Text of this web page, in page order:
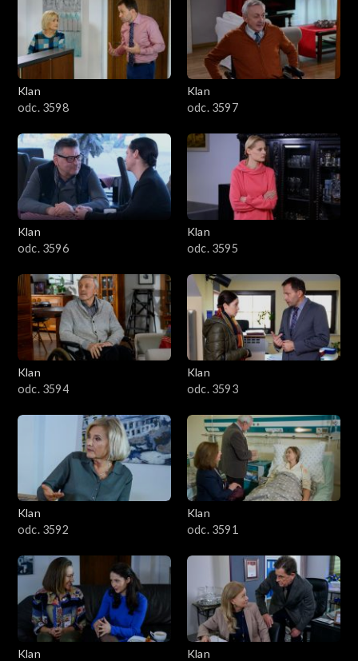
4201–4300
4101–4200
3901–4000
3801–3900
3701–3800
3601–3700
3501–3600
3401–3500
3201–3300
3101–3200
3001–3100
2901–3000
2801–2900
2701–2800
Klan
odc. 3598
Klan
odc. 3597
Klan
odc. 3596
Klan
odc. 3595
Klan
odc. 3594
Klan
odc. 3593
Klan
odc. 3592
Klan
odc. 3591
Klan
Klan